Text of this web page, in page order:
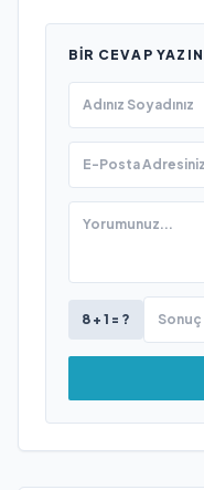
BIR CEVAP YAZIN
8 + 1 = ?